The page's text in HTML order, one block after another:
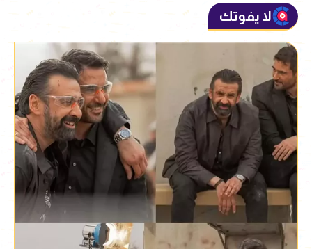
لا يفوتك